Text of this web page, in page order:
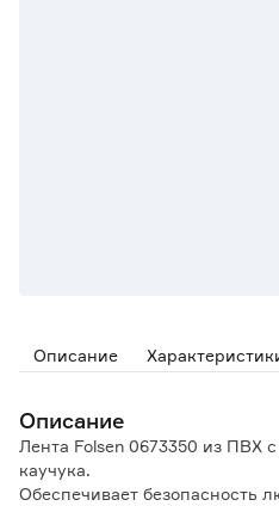
Описание
Описание
Лента Folsen 0673350 из ПВХ
каучука.
Обеспечивает безопасность